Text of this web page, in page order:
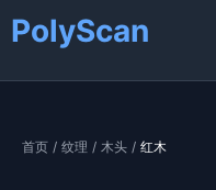
PolyScan
首页 / 纹理 / 木头 / 红木